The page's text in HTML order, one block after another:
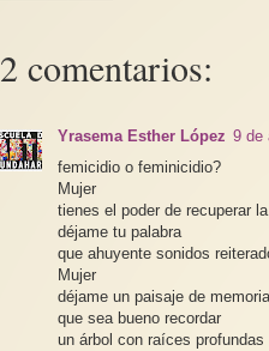
2 comentarios:
Yrasema Esther López 9 de
femicidio o feminicidio?
Mujer
tienes el poder de recuperar
déjame tu palabra
que ahuyente sonidos
Mujer
déjame un paisaje de
que sea bueno recordar
un árbol con raíces profundas